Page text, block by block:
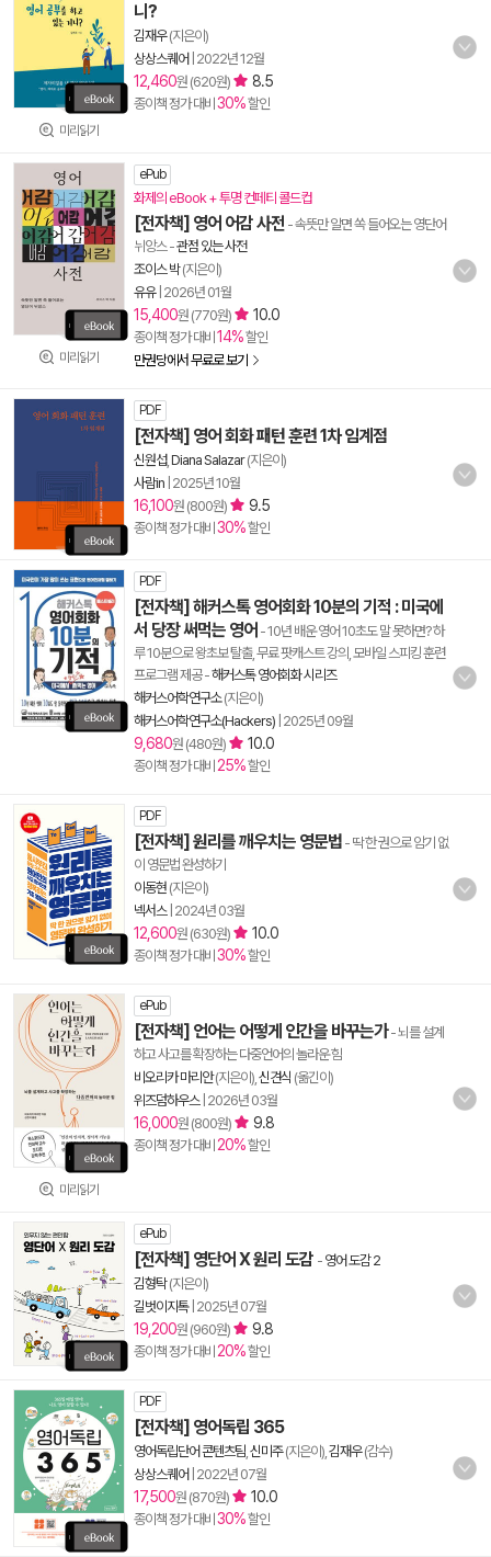
미리읽기
니?
김재우(지은이)
상상스퀘어 2022년 12월
12,460원 (620원) 8.5
종이책 정가 대비 30%할인
미리읽기
ePub
화제의 eBook + 투명 컨페티 콜드컵
[전자책] 영어 어감 사전 - 속뜻만 알면 쏙 들어오는 영단어
뉘앙스-관점 있는 사전
조이스 박(지은이)
유유| 2026년 01월
15,400원 (770원) 10.0
종이책 정가 대비 14%할인
만권당에서 무료로 보기
PDF
[전자책] 영어 회화 패턴 훈련 1차 임계점
신원섭, Diana Salazar(지은이)
사람in 2025년 10월
16,100원 (800원) 9.5
종이책 정가 대비 30%할인
PDF
[전자책] 해커스톡 영어회화 10분의 기적 : 미국에
서 당장 써먹는 영어 - 10년 배운 영어 10초도 말 못하면? 하
루 10분으로 왕초보 탈출, 무료 팟캐스트 강의, 모바일 스피킹 훈련
프로그램 제공-해커스톡 영어회화 시리즈
해커스어학연구소(지은이)
해커스어학연구소(Hackers) 2025년 09월
9,680원 (480원) 10.0
종이책 정가 대비 25%할인
PDF
[전자책] 원리를 깨우치는 영문법 - 딱 한 권으로 암기 없
이 영문법 완성하기
이동현 (지은이)
넥서스| 2024년 03월
12,600원 (630원) 10.0
종이책 정가 대비 30%할인
미리읽기
ePub
[전자책] 언어는 어떻게 인간을 바꾸는가- 뇌를 설계
하고 사고를 확장하는 다중언어의 놀라운 힘
비오리카 마리안(지은이), 신견식 (옮긴이)
위즈덤하우스| 2026년 03월
16,000원 (800원) 9.8
종이책 정가 대비 20%할인
ePub
[전자책] 영단어 X 원리 도감 - 영어 도감 2
김형탁(지은이)
길벗이지톡| 2025년 07월
19,200원 (960원) 9.8
종이책 정가 대비 20%할인
PDF
[전자책] 영어독립 365
영어독립단어 콘텐츠팀 신미주(지은이), 김재우(감수)
상상스퀘어 2022년 07월
17,500원 (870원) 10.0
종이책 정가 대비 30%할인